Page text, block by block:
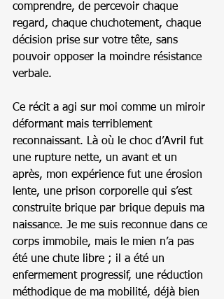
comprendre, de percevoir chaque
regard, chaque chuchotement, chaque
décision prise sur votre tête, sans
pouvoir opposer la moindre résistance
verbale.
Ce récit a agi sur moi comme un miroir
déformant mais terriblement
reconnaissant. Là où le choc d’Avril fut
une rupture nette, un avant et un
après, mon expérience fut une érosion
lente, une prison corporelle qui s’est
construite brique par brique depuis ma
naissance. Je me suis reconnue dans ce
corps immobile, mais le mien n’a pas
été une chute libre ; il a été un
enfermement progressif, une réduction
méthodique de ma mobilité, déjà bien